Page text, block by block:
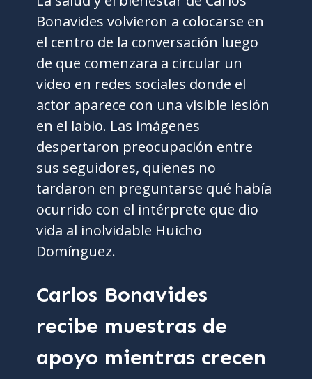
Bonavides volvieron a colocarse en
el centro de la conversación luego
de que comenzara a circular un
video en redes sociales donde el
actor aparece con una visible lesión
en el labio. Las imágenes
despertaron preocupación entre
sus seguidores, quienes no
tardaron en preguntarse qué había
ocurrido con el intérprete que dio
vida al inolvidable Huicho
Domínguez.
Carlos Bonavides
recibe muestras de
apoyo mientras crecen